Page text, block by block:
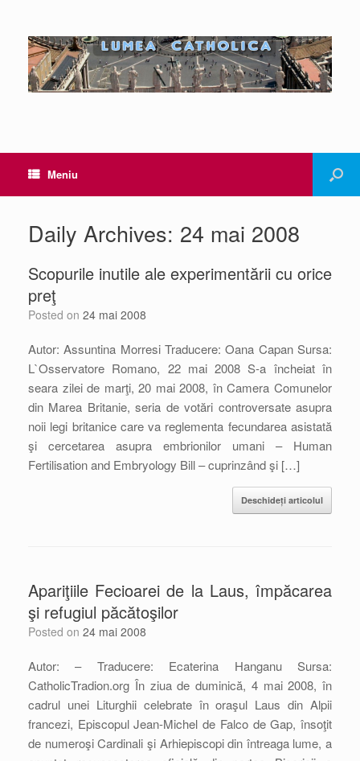
Meniu
Daily Archives: 24 mai 2008
Scopurile inutile ale experimentării cu orice
preţ
Posted on 24 mai 2008
Autor: Assuntina Morresi Traducere: Oana Capan Sursa:
L`Osservatore Romano, 22 mai 2008 S-a încheiat în
seara zilei de marţi, 20 mai 2008, în Camera Comunelor
din Marea Britanie, seria de votări controversate asupra
noii legi britanice care va reglementa fecundarea asistată
şi cercetarea asupra embrionilor umani – Human
Fertilisation and Embryology Bill – cuprinzând şi […]
Deschideți articolul
Apariţiile Fecioarei de la Laus, împăcarea
şi refugiul păcătoşilor
Posted on 24 mai 2008
Autor: – Traducere: Ecaterina Hanganu Sursa:
CatholicTradion.org În ziua de duminică, 4 mai 2008, în
cadrul unei Liturghii celebrate în oraşul Laus din Alpii
francezi, Episcopul Jean-Michel de Falco de Gap, însoţit
de numeroşi Cardinali şi Arhiepiscopi din întreaga lume, a